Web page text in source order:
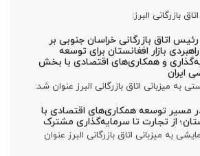
بازرگانی البرز:
اتاق بازرگانی خراسان جنوبی بر
بازار افغانستان برای توسعه
و همکاری‌های اقتصادی با بخش
ایران
به میزبانی اتاق بازرگانی البرز عنوان شد:
در مسیر توسعه همکاری‌های اقتصادی با
از تجارت تا سرمایه‌گذاری مشترک
به میزبانی اتاق بازرگانی البرز عنوان